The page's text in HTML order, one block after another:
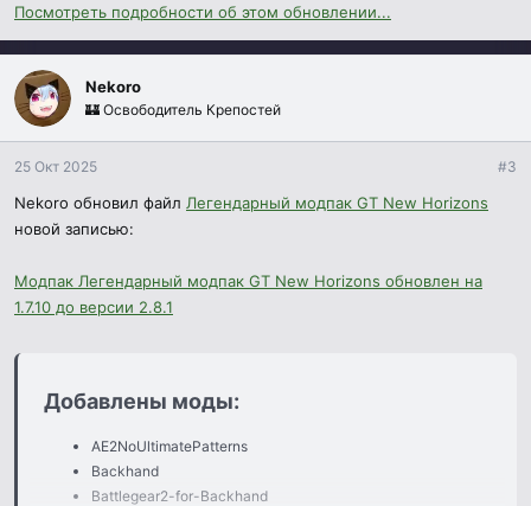
ModernMarkings
Salis-Arcana
Удаленные моды:
Battlegear2
CreativeCore
GTNH-Intergalactic
Hardcore Darkness
MX-Random
ThaumicInventoryScanning
Travellers Gear
TravellersGearNeo
Обновлено множество модов.
Посмотреть подробности об этом обновлении...
Nekoro
🏰 Освободитель Крепостей
25 Окт 2025 #3
Nekoro обновил файл Легендарный модпак GT New Horizons
новой записью:
Модпак Легендарный модпак GT New Horizons обновлен на
1.7.10 до версии 2.8.1
Добавлены моды:​
AE2NoUltimatePatterns
Backhand
Battlegear2-for-Backhand